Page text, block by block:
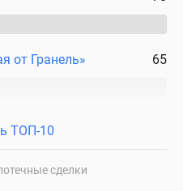
от Гранель» 65
ТОП-10
сделки